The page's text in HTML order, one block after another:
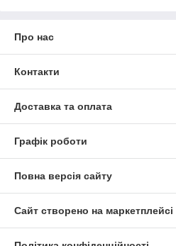
Про нас
Контакти
Доставка та оплата
Графік роботи
Повна версія сайту
Сайт створено на маркетплейсі